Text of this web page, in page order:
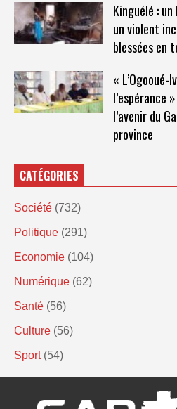
Kinguélé :
un violent
blessées en
« L’Ogooué-
l’espérance
l’avenir du
province
CATÉGORIES
Société (732)
Politique (291)
Economie (104)
Numérique (62)
Santé (56)
Culture (56)
Sport (54)